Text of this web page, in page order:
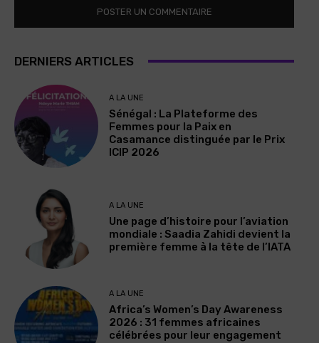
DERNIERS ARTICLES
A LA UNE
Sénégal : La Plateforme des
Femmes pour la Paix en
Casamance distinguée par le Prix
ICIP 2026
A LA UNE
Une page d’histoire pour l’aviation
mondiale : Saadia Zahidi devient la
première femme à la tête de l’IATA
A LA UNE
Africa’s Women’s Day Awareness
2026 : 31 femmes africaines
célébrées pour leur engagement